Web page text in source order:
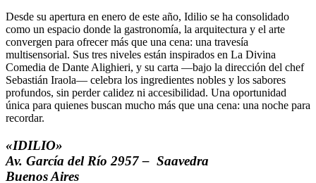
Desde su apertura en enero de este año, Idilio se ha consolidado
como un espacio donde la gastronomía, la arquitectura y el arte
convergen para ofrecer más que una cena: una travesía
multisensorial. Sus tres niveles están inspirados en La Divina
Comedia de Dante Alighieri, y su carta —bajo la dirección del chef
Sebastián Iraola— celebra los ingredientes nobles y los sabores
profundos, sin perder calidez ni accesibilidad. Una oportunidad
única para quienes buscan mucho más que una cena: una noche para
recordar.
«IDILIO»
Av. García del Río 2957 – Saavedra
Buenos Aires